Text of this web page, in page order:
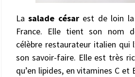
Lasalade césarest de loin la
France. Elle tient son nom
célèbre restaurateur italien qui
son savoir-faire. Elle est très
qu’en lipides, en vitamines C et